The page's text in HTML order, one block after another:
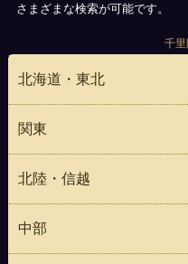
さまざまな検索が可能です。
千
北海道・東北
関東
北陸・信越
中部